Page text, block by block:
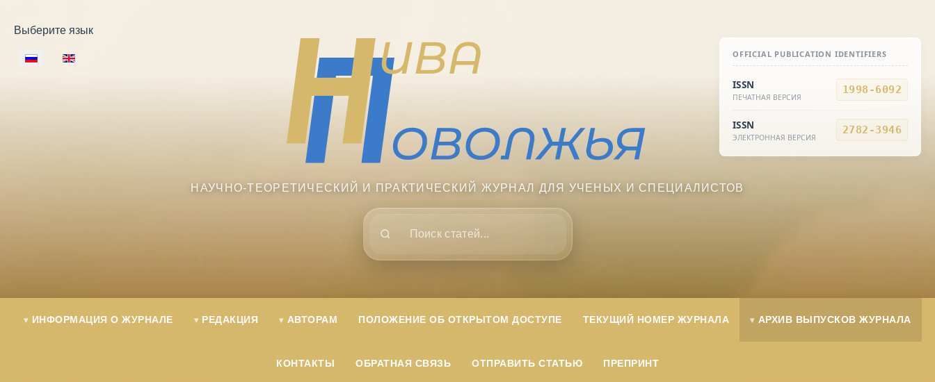
Выберите язык
OFFICIAL PUBLICATION IDENTIFIERS
ISSN
ПЕЧАТНАЯ ВЕРСИЯ
1998-6092
ISSN
ЭЛЕКТРОННАЯ ВЕРСИЯ
2782-3946
НАУЧНО-ТЕОРЕТИЧЕСКИЙ И ПРАКТИЧЕСКИЙ ЖУРНАЛ ДЛЯ УЧЕНЫХ И СПЕЦИАЛИСТОВ
ИНФОРМАЦИЯ О ЖУРНАЛЕ РЕДАКЦИЯ АВТОРАМ ПОЛОЖЕНИЕ ОБ ОТКРЫТОМ ДОСТУПЕ ТЕКУЩИЙ НОМЕР ЖУРНАЛА АРХИВ ВЫПУСКОВ ЖУРНАЛА
КОНТАКТЫ ОБРАТНАЯ СВЯЗЬ ОТПРАВИТЬ СТАТЬЮ ПРЕПРИНТ